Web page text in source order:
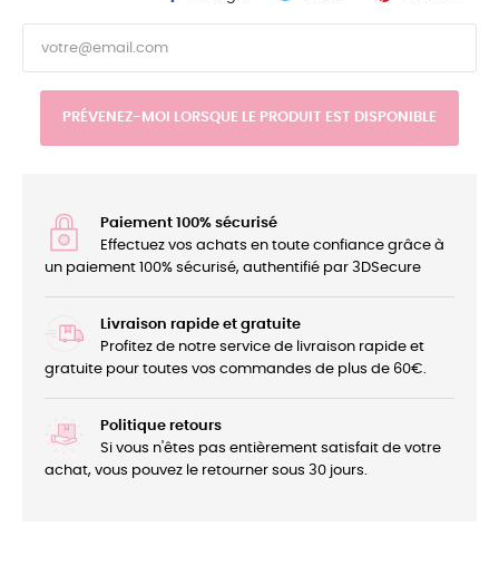
PRÉVENEZ-MOI LORSQUE LE PRODUIT EST DISPONIBLE
Paiement 100% sécurisé
Effectuez vos achats en toute confiance grâce à
un paiement 100% sécurisé, authentifié par 3DSecure
Livraison rapide et gratuite
Profitez de notre service de livraison rapide et
gratuite pour toutes vos commandes de plus de 60€.
Politique retours
Si vous n'êtes pas entièrement satisfait de votre
achat, vous pouvez le retourner sous 30 jours.